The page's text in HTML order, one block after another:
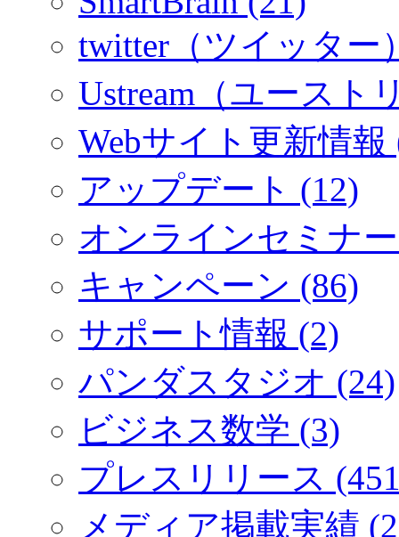
twitter（ツイッター
Ustream（ユースト
Webサイト更新情報
アップデート (12)
オンラインセミナ
キャンペーン (86)
サポート情報 (2)
パンダスタジオ (24)
ビジネス数学 (3)
プレスリリース
メディア掲載実績